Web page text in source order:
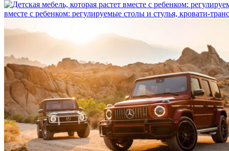
вместе с ребенком: регулируемые столы и стулья, кровати-